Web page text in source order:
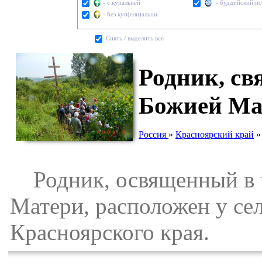
- с купальней
- без куп(ели)альни
- буддийский
Cнять / выделить все
Родник,
Божией
Россия » Красноярский край
Родник, освященный в
Матери, расположен у
Красноярского края.